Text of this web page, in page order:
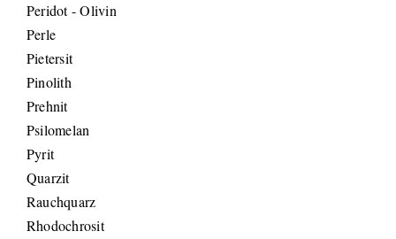
Peridot - Olivin
Perle
Pietersit
Pinolith
Prehnit
Psilomelan
Pyrit
Quarzit
Rauchquarz
Rhodochrosit